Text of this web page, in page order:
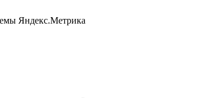
Яндекс.Метрика